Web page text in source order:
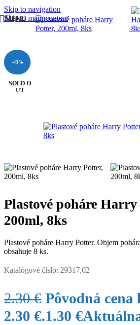
Skip to navigation
Skip to main content
MENU
DETSKÁ OSLAVA Oslava pre
-43%
SOLD O
UT
Plastové poháre Harry
200ml, 8ks
Plastové poháre Harry Potter. Objem
obsahuje 8 ks.
Katalógové číslo: 29317,02
2.30€ Pôvodná cena
2.30 €.1.30 €